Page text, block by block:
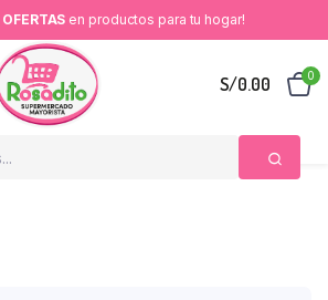
OFERTAS en productos para tu hogar!
S/0.00 0